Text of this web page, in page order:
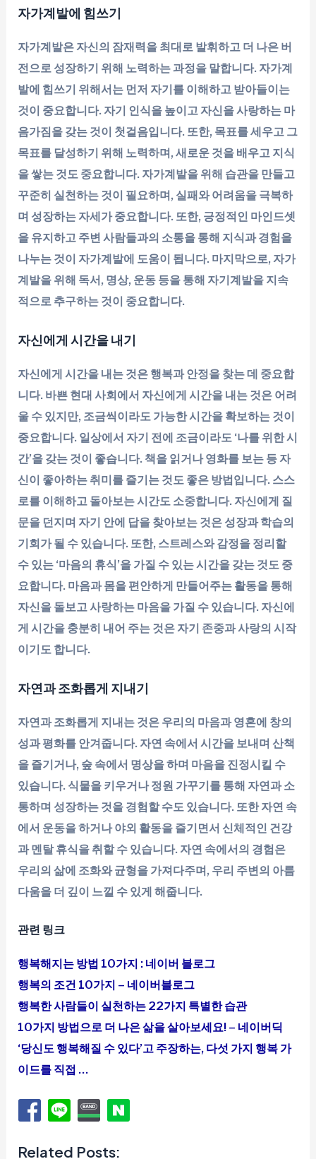
자가계발에 힘쓰기
자가계발은 자신의 잠재력을 최대로 발휘하고 더 나은 버
전으로 성장하기 위해 노력하는 과정을 말합니다. 자가계
발에 힘쓰기 위해서는 먼저 자기를 이해하고 받아들이는
것이 중요합니다. 자기 인식을 높이고 자신을 사랑하는 마
음가짐을 갖는 것이 첫걸음입니다. 또한, 목표를 세우고 그
목표를 달성하기 위해 노력하며, 새로운 것을 배우고 지식
을 쌓는 것도 중요합니다. 자가계발을 위해 습관을 만들고
꾸준히 실천하는 것이 필요하며, 실패와 어려움을 극복하
며 성장하는 자세가 중요합니다. 또한, 긍정적인 마인드셋
을 유지하고 주변 사람들과의 소통을 통해 지식과 경험을
나누는 것이 자가계발에 도움이 됩니다. 마지막으로, 자가
계발을 위해 독서, 명상, 운동 등을 통해 자기계발을 지속
적으로 추구하는 것이 중요합니다.
자신에게 시간을 내기
자신에게 시간을 내는 것은 행복과 안정을 찾는 데 중요합
니다. 바쁜 현대 사회에서 자신에게 시간을 내는 것은 어려
울 수 있지만, 조금씩이라도 가능한 시간을 확보하는 것이
중요합니다. 일상에서 자기 전에 조금이라도 ‘나를 위한 시
간’을 갖는 것이 좋습니다. 책을 읽거나 영화를 보는 등 자
신이 좋아하는 취미를 즐기는 것도 좋은 방법입니다. 스스
로를 이해하고 돌아보는 시간도 소중합니다. 자신에게 질
문을 던지며 자기 안에 답을 찾아보는 것은 성장과 학습의
기회가 될 수 있습니다. 또한, 스트레스와 감정을 정리할
수 있는 ‘마음의 휴식’을 가질 수 있는 시간을 갖는 것도 중
요합니다. 마음과 몸을 편안하게 만들어주는 활동을 통해
자신을 돌보고 사랑하는 마음을 가질 수 있습니다. 자신에
게 시간을 충분히 내어 주는 것은 자기 존중과 사랑의 시작
이기도 합니다.
자연과 조화롭게 지내기
자연과 조화롭게 지내는 것은 우리의 마음과 영혼에 창의
성과 평화를 안겨줍니다. 자연 속에서 시간을 보내며 산책
을 즐기거나, 숲 속에서 명상을 하며 마음을 진정시킬 수
있습니다. 식물을 키우거나 정원 가꾸기를 통해 자연과 소
통하며 성장하는 것을 경험할 수도 있습니다. 또한 자연 속
에서 운동을 하거나 야외 활동을 즐기면서 신체적인 건강
과 멘탈 휴식을 취할 수 있습니다. 자연 속에서의 경험은
우리의 삶에 조화와 균형을 가져다주며, 우리 주변의 아름
다움을 더 깊이 느낄 수 있게 해줍니다.
관련 링크
행복해지는 방법 10가지 : 네이버 블로그
행복의 조건 10가지 – 네이버블로그
행복한 사람들이 실천하는 22가지 특별한 습관
10가지 방법으로 더 나은 삶을 살아보세요! – 네이버딕
‘당신도 행복해질 수 있다’고 주장하는, 다섯 가지 행복 가
이드를 직접 …
Related Posts: